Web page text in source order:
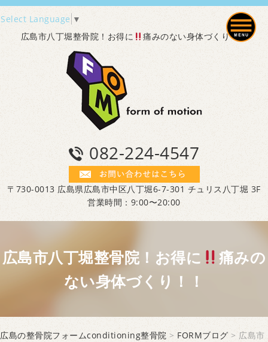
Select Language ▼
広島市八丁堀整骨院！お得に 痛みのない身体づくり！！
082-224-4547
〒730-0013 広島県広島市中区八丁堀6-7-301 チュリス八丁堀 3F
営業時間：9:00〜20:00
広島市八丁堀整骨院！お得に
痛みの
ない身体づくり！！
広島の整骨院フォームconditioning整骨院 > FORMブログ > 広島市